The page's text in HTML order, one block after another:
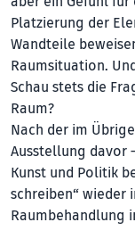
Platzierung der
Wandteile
Raumsituation.
Schau stets die
Raum?
Nach der im
Ausstellung davor
Kunst und Politik
schreiben“ wieder
Raumbehandlung